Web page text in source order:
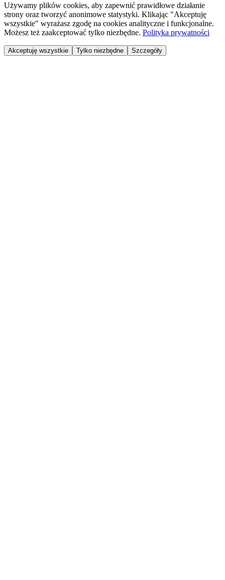
Używamy plików cookies, aby zapewnić prawidłowe działanie
strony oraz tworzyć anonimowe statystyki. Klikając "Akceptuję
wszystkie" wyrażasz zgodę na cookies analityczne i funkcjonalne.
Możesz też zaakceptować tylko niezbędne. Polityka prywatności
Akceptuję wszystkie Tylko niezbędne Szczegóły